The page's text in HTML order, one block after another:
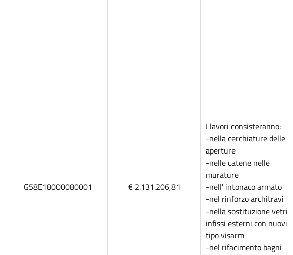
G58E18000080001 € 2.131.206,81
I lavori consisteranno:
-nella cerchiature delle
aperture
-nelle catene nelle
murature
-nell' intonaco armato
-nel rinforzo architravi
-nella sostituzione vetri
infissi esterni con nuovi
tipo visarm
-nel rifacimento bagni